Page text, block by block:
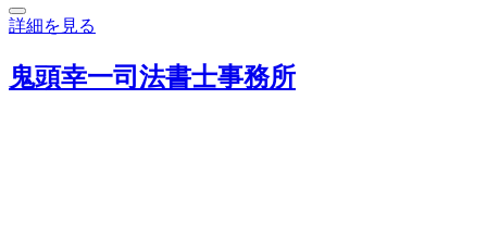
詳細を見る
鬼頭幸一司法書士事務所